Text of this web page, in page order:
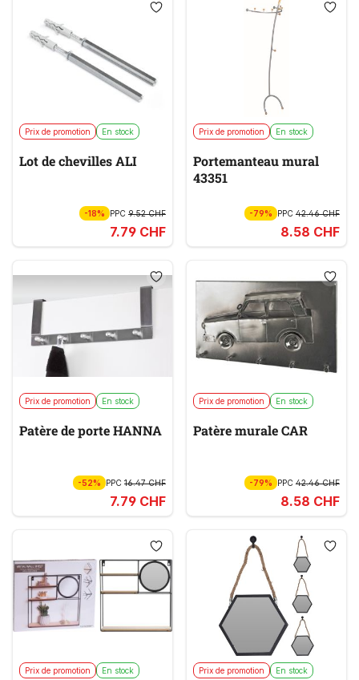
Prix de promotion En stock
Lot de chevilles ALI
-18% PPC 9.52 CHF
7.79 CHF
Prix de promotion En stock
Portemanteau mural
43351
-79% PPC42.46 CHF
8.58 CHF
Prix de promotion En stock
Patère de porte HANNA
-52% PPC 16.47 CHF
7.79 CHF
Prix de promotion En stock
Patère murale CAR
-79% PPC42.46 CHF
8.58 CHF
Prix de promotion En stock Prix de promotion En stock